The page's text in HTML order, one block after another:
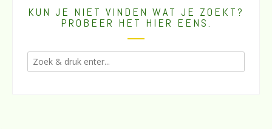
KUN JE NIET VINDEN WAT JE ZOEKT?
PROBEER HET HIER EENS.